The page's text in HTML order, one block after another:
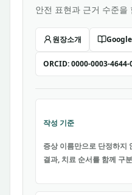
안전 표현과 근거 수준을
원장소개
ORCID:0000-0003-4644-
작성 기준
증상 이름만으로 단정하지
결과, 치료 순서를 함께 구